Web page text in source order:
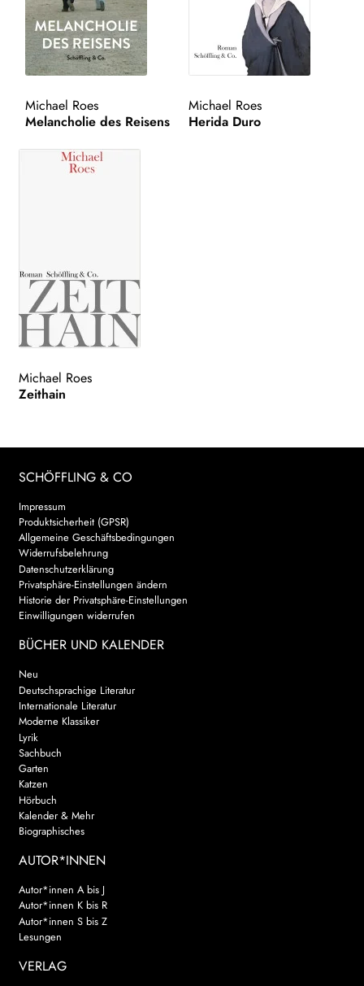
Michael Roes
Melancholie des Reisens
Michael Roes
Herida Duro
Michael Roes
Zeithain
SCHÖFFLING & CO
Impressum
Produktsicherheit (GPSR)
Allgemeine Geschäftsbedingungen
Widerrufsbelehrung
Datenschutzerklärung
Privatsphäre-Einstellungen ändern
Historie der Privatsphäre-Einstellungen
Einwilligungen widerrufen
BÜCHER UND KALENDER
Neu
Deutschsprachige Literatur
Internationale Literatur
Moderne Klassiker
Lyrik
Sachbuch
Garten
Katzen
Hörbuch
Kalender & Mehr
Biographisches
AUTOR*INNEN
Autor*innen A bis J
Autor*innen K bis R
Autor*innen S bis Z
Lesungen
VERLAG